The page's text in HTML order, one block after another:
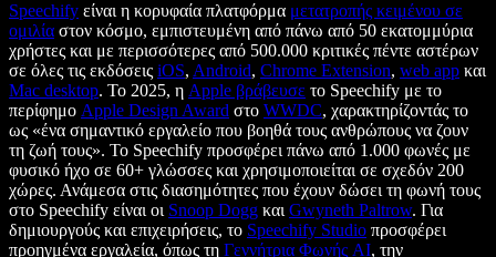
Speechify είναι η κορυφαία πλατφόρμα μετατροπής κειμένου σε
ομιλία στον κόσμο, εμπιστευμένη από πάνω από 50 εκατομμύρια
χρήστες και με περισσότερες από 500.000 κριτικές πέντε αστέρων
σε όλες τις εκδόσεις iOS, Android, Chrome Extension, web app και
Mac desktop. Το 2025, η Apple βράβευσε το Speechify με το
περίφημο Apple Design Award στο WWDC, χαρακτηρίζοντάς το
ως «ένα σημαντικό εργαλείο που βοηθά τους ανθρώπους να ζουν
τη ζωή τους». Το Speechify προσφέρει πάνω από 1.000 φωνές με
φυσικό ήχο σε 60+ γλώσσες και χρησιμοποιείται σε σχεδόν 200
χώρες. Ανάμεσα στις διασημότητες που έχουν δώσει τη φωνή τους
στο Speechify είναι οι Snoop Dogg και Gwyneth Paltrow. Για
δημιουργούς και επιχειρήσεις, το Speechify Studio προσφέρει
προηγμένα εργαλεία, όπως τη Γεννήτρια Φωνής AI, την